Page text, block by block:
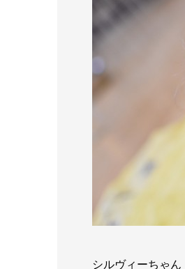
シルヴィーちゃん